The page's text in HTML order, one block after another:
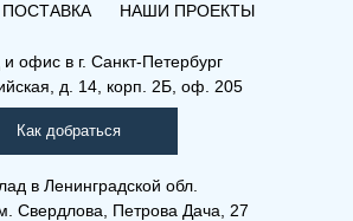
НАШИ ПРОЕКТЫ
и офис в г. Санкт-Петербург
д. 14, корп. 2Б, оф. 205
Как добраться
в Ленинградской обл.
Свердлова, Петрова Дача, 27